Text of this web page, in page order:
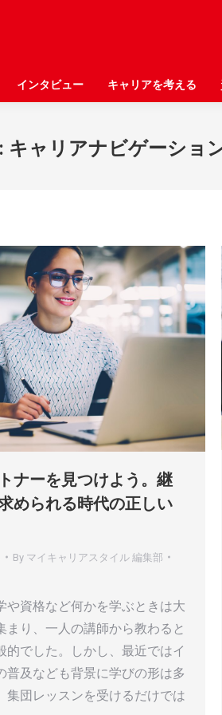
インタビュー キャリアを考える
キャリアナビゲーショ
ナーを見つけよう。継
められる時代の正しい
By マイキャリアスタイル 編集部
や資格など何かを学ぶときは大
まり、一人の講師から教わると
的でした。しかし、最近ではイ
普及なども背景に学びの形は多
集団レッスンを受けるだけでは
インタビュー キャリアを考える